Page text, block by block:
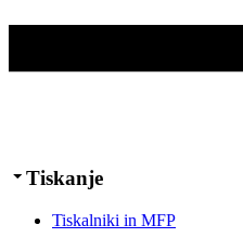
Tiskanje
Tiskalniki in MFP